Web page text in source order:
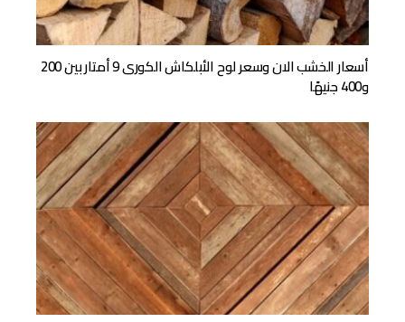
أسعار الخشب الان وسعر لوح الأبلكاش الكورى 9 أمتار بين 200
و400 جنيهًا